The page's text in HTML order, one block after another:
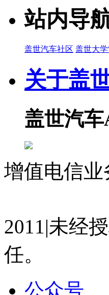
自动驾驶跑纽北
宋超
法拉利LUCE不
宋超
2026-06-12 09:40
05:52
2026-06-09 12:00
宋超
2026-05-28 16:19
宋超
站内导
盖世汽车社区 盖世大
关于盖
盖世汽
增值电信
2011|未经
任。
公众号